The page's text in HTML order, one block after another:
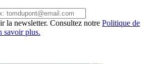
la newsletter. Consultez notre Politique de
savoir plus.